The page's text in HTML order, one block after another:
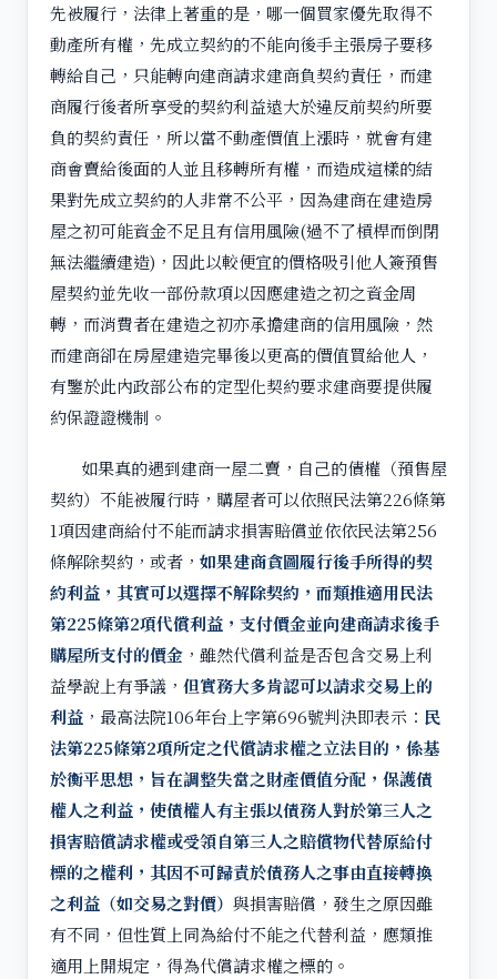
先被履行，法律上著重的是，哪一個買家優先取得不
動產所有權，先成立契約的不能向後手主張房子要移
轉給自己，只能轉向建商請求建商負契約責任，而建
商履行後者所享受的契約利益遠大於違反前契約所要
負的契約責任，所以當不動產價值上漲時，就會有建
商會賣給後面的人並且移轉所有權，而造成這樣的結
果對先成立契約的人非常不公平，因為建商在建造房
屋之初可能資金不足且有信用風險(過不了槓桿而倒閉
無法繼續建造)，因此以較便宜的價格吸引他人簽預售
屋契約並先收一部份款項以因應建造之初之資金周
轉，而消費者在建造之初亦承擔建商的信用風險，然
而建商卻在房屋建造完畢後以更高的價值買給他人，
有鑒於此內政部公布的定型化契約要求建商要提供履
約保證證機制。
如果真的遇到建商一屋二賣，自己的債權（預售屋
契約）不能被履行時，購屋者可以依照民法第226條第
1項因建商給付不能而請求損害賠償並依依民法第256
條解除契約，或者， 如果建商貪圖履行後手所得的契
約利益，其實可以選擇不解除契約，而類推適用民法
第225條第2項代償利益，支付價金並向建商請求後手
購屋所支付的價金 ，雖然代償利益是否包含交易上利
益學說上有爭議， 但實務大多肯認可以請求交易上的
利益 ，最高法院106年台上字第696號判決即表示： 民
法第225條第2項所定之代償請求權之立法目的，係基
於衡平思想，旨在調整失當之財產價值分配，保護債
權人之利益，使債權人有主張以債務人對於第三人之
損害賠償請求權或受領自第三人之賠償物代替原給付
標的之權利，其因不可歸責於債務人之事由直接轉換
之利益（如交易之對價） 與損害賠償，發生之原因雖
有不同，但性質上同為給付不能之代替利益，應類推
適用上開規定，得為代償請求權之標的。